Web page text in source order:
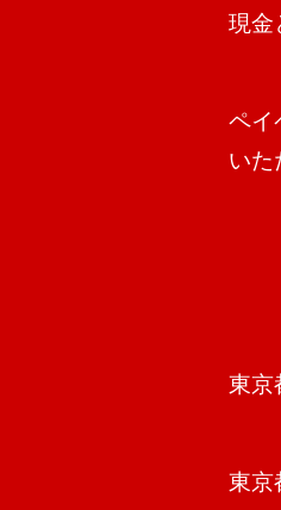
現金
ペイ
いた
東京
東京